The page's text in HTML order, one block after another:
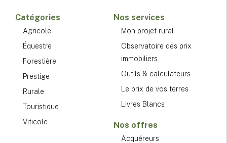
Catégories
Agricole
Équestre
Forestière
Prestige
Rurale
Touristique
Viticole
Nos services
Mon projet rural
Observatoire des prix
immobiliers
Outils & calculateurs
Le prix de vos terres
Livres Blancs
Nos offres
Acquéreurs